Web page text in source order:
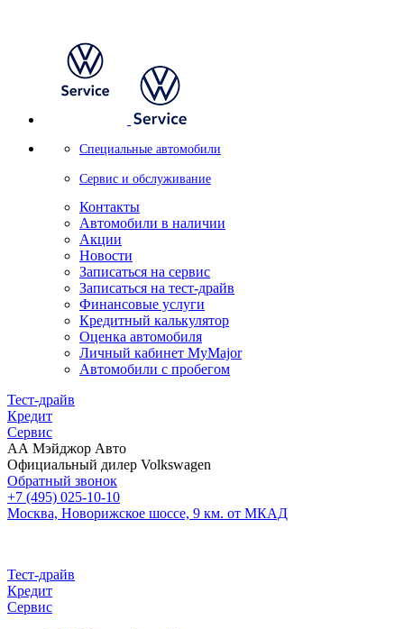
Специальные автомобили
Сервис и обслуживание
Контакты
Автомобили в наличии
Акции
Новости
Записаться на сервис
Записаться на тест-драйв
Финансовые услуги
Кредитный калькулятор
Оценка автомобиля
Личный кабинет MyMajor
Автомобили с пробегом
Тест-драйв
Кредит
Сервис
АА Мэйджор Авто
Официальный дилер Volkswagen
Обратный звонок
+7 (495) 025-10-10
Москва, Новорижское шоссе, 9 км. от МКАД
Тест-драйв
Кредит
Сервис